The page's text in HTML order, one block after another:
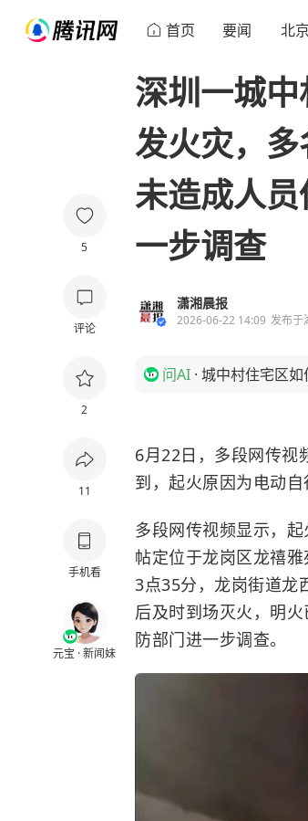
首页 要闻 北京
5
评论
2
11
手机看
元宝 · 新闻妹
深圳一城
发火灾，
未造成人
一步调查
潇湘晨报
2026-06-22 14:09 发布于
问AI · 城中村住宅区如
6月22日，多段网传视
到，起火原因为电动自
多段网传视频显示，
帖定位于龙岗区龙禧
3点35分，龙岗街道龙
后及时到场灭火，明
防部门进一步调查。